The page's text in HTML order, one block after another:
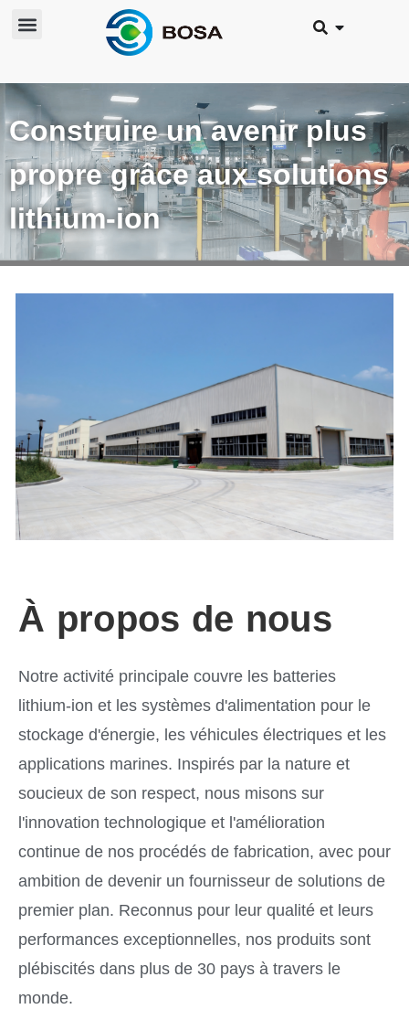
Construire un avenir plus
propre grâce aux solutions
lithium-ion
À propos de nous
Notre activité principale couvre les batteries
lithium-ion et les systèmes d'alimentation pour le
stockage d'énergie, les véhicules électriques et les
applications marines. Inspirés par la nature et
soucieux de son respect, nous misons sur
l'innovation technologique et l'amélioration
continue de nos procédés de fabrication, avec pour
ambition de devenir un fournisseur de solutions de
premier plan. Reconnus pour leur qualité et leurs
performances exceptionnelles, nos produits sont
plébiscités dans plus de 30 pays à travers le
monde.